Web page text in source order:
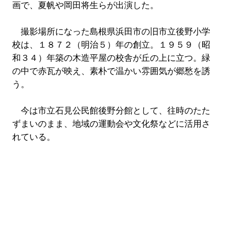
画で、夏帆や岡田将生らが出演した。
撮影場所になった島根県浜田市の旧市立後野小学
校は、１８７２（明治５）年の創立。１９５９（昭
和３４）年築の木造平屋の校舎が丘の上に立つ。緑
の中で赤瓦が映え、素朴で温かい雰囲気が郷愁を誘
う。
今は市立石見公民館後野分館として、往時のたた
ずまいのまま、地域の運動会や文化祭などに活用さ
れている。